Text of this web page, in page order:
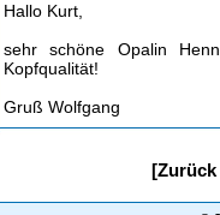
Hallo Kurt,
sehr schöne Opalin
Kopfqualität!
Gruß Wolfgang